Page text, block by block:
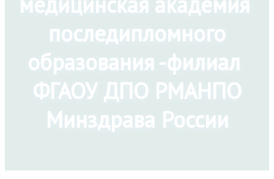
последипломного
образования -филиал
ФГАОУ ДПО РМАНПО
Минздрава России